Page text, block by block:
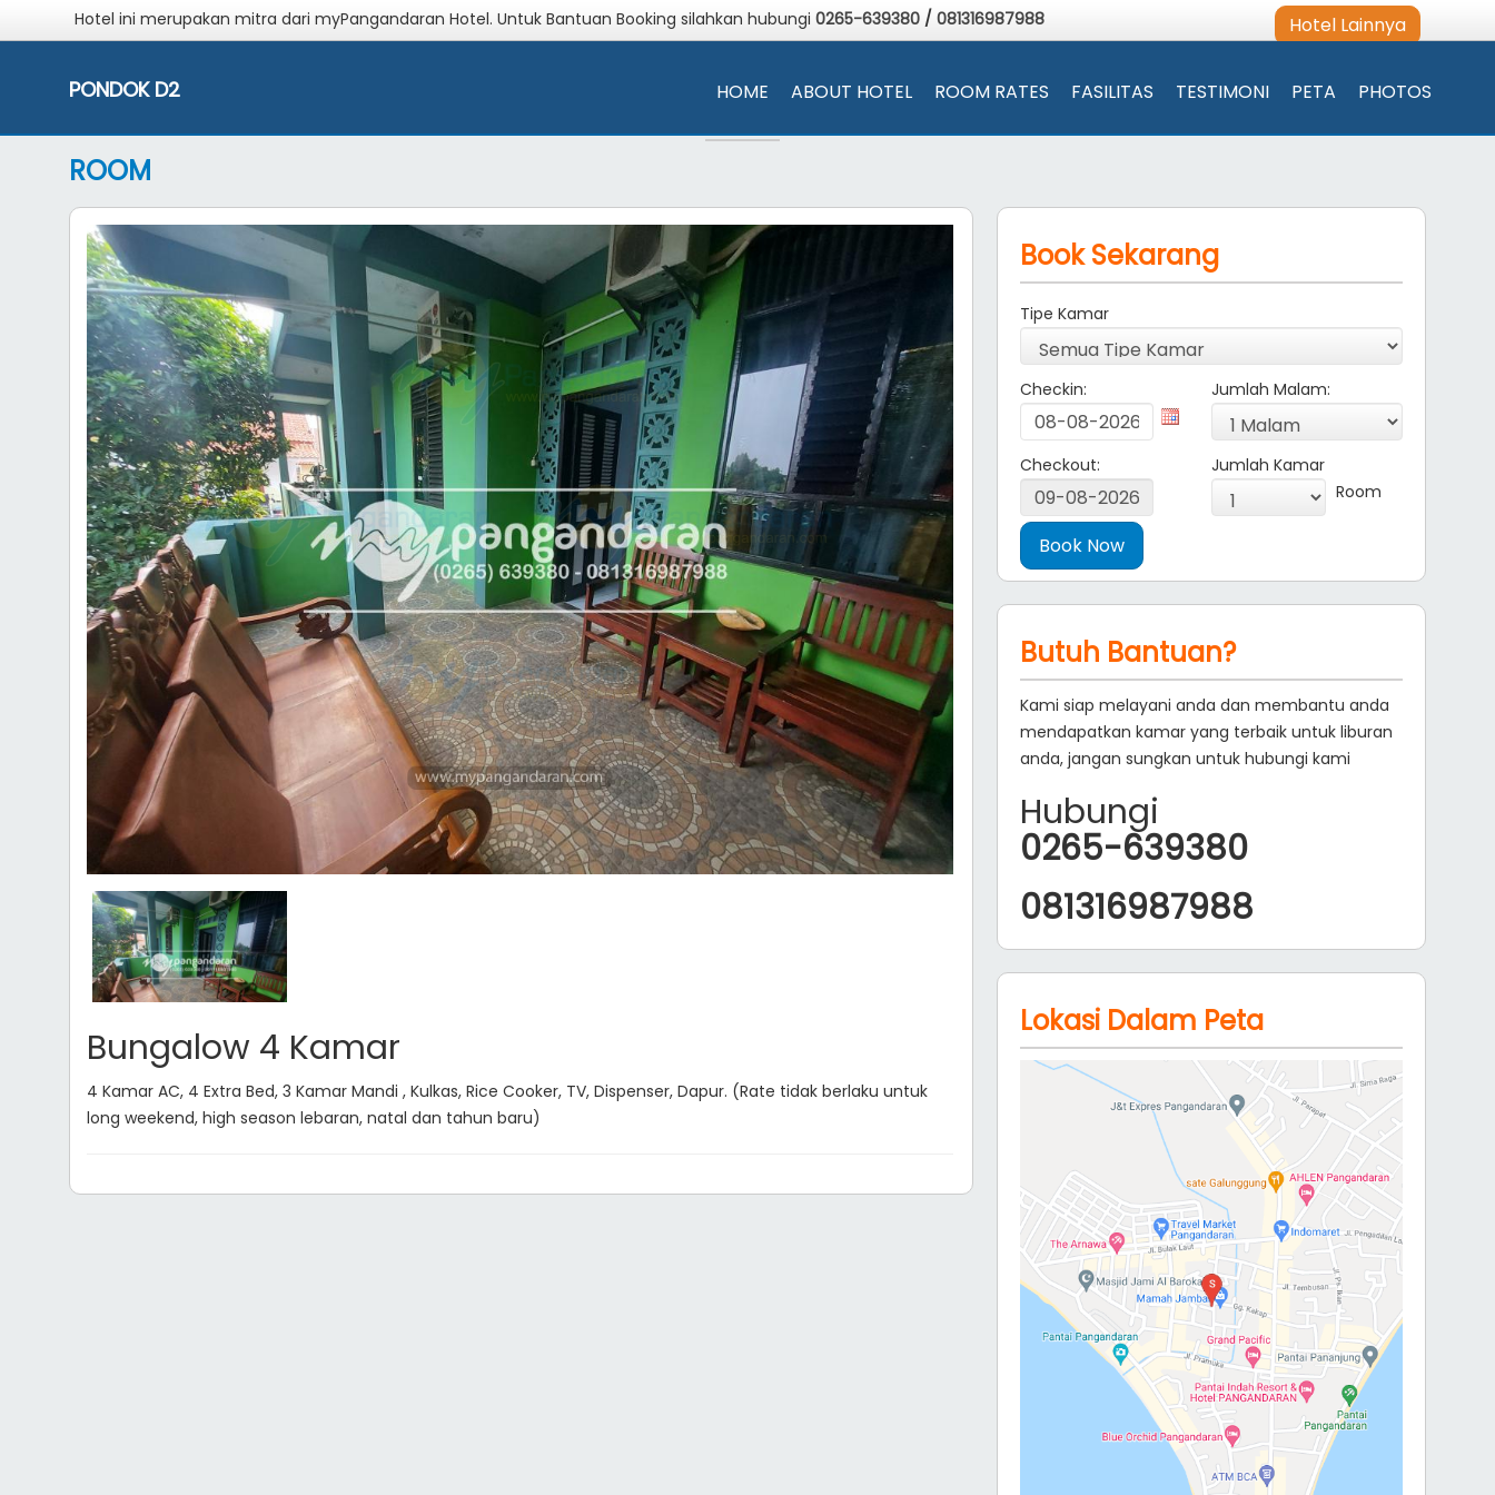
Hotel ini merupakan mitra dari myPangandaran Hotel. Untuk Bantuan Booking silahkan hubungi 0265-639380 / 081316987988 Hotel Lainnya
PONDOK D2 HOME ABOUT HOTEL ROOM RATES FASILITAS TESTIMONI PETA PHOTOS
ROOM
Bungalow 4 Kamar
4 Kamar AC, 4 Extra Bed, 3 Kamar Mandi , Kulkas, Rice Cooker, TV, Dispenser, Dapur. (Rate tidak berlaku untuk
long weekend, high season lebaran, natal dan tahun baru)
Book Sekarang
Tipe Kamar
Checkin: Jumlah Malam:
Checkout:
Jumlah Kamar
Room
Butuh Bantuan?
Kami siap melayani anda dan membantu anda
mendapatkan kamar yang terbaik untuk liburan
anda, jangan sungkan untuk hubungi kami
Hubungi
0265-639380
081316987988
Lokasi Dalam Peta